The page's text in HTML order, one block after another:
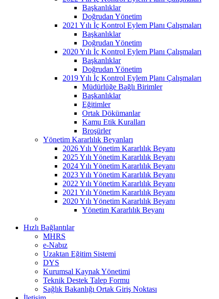
Başkanlıklar
Doğrudan Yönetim
2021 Yılı İç Kontrol Eylem Planı Çalışmaları
Başkanlıklar
Doğrudan Yönetim
2020 Yılı İç Kontrol Eylem Planı Çalışmaları
Başkanlıklar
Doğrudan Yönetim
2019 Yılı İç Kontrol Eylem Planı Çalışmaları
Müdürlüğe Bağlı Birimler
Başkanlıklar
Eğitimler
Ortak Dökümanlar
Kamu Etik Kuralları
Broşürler
Yönetim Kararlılık Beyanları
2026 Yılı Yönetim Kararlılık Beyanı
2025 Yılı Yönetim Kararlılık Beyanı
2024 Yılı Yönetim Kararlılık Beyanı
2023 Yılı Yönetim Kararlılık Beyanı
2022 Yılı Yönetim Kararlılık Beyanı
2021 Yılı Yönetim Kararlılık Beyanı
2020 Yılı Yönetim Kararlılık Beyanı
Yönetim Kararlılık Beyanı
Hızlı Bağlantılar
MHRS
e-Nabız
Uzaktan Eğitim Sistemi
DYS
Kurumsal Kaynak Yönetimi
Teknik Destek Talep Formu
Sağlık Bakanlığı Ortak Giriş Noktası